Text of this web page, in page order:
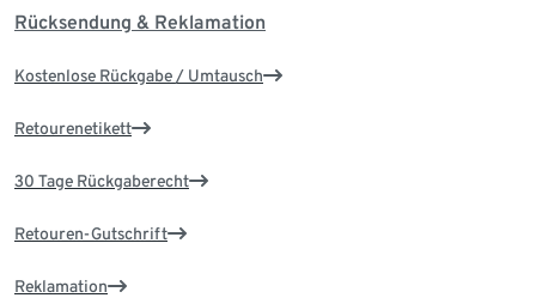
Rücksendung & Reklamation
Kostenlose Rückgabe / Umtausch
Retourenetikett
30 Tage Rückgaberecht
Retouren-Gutschrift
Reklamation